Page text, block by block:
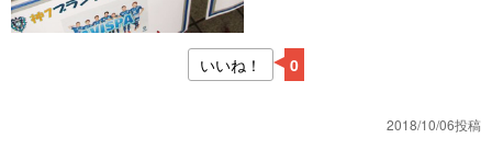
いいね！ 0
2018/10/06投稿